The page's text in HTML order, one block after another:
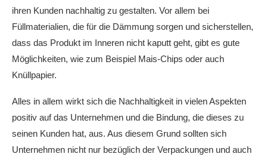
ihren Kunden nachhaltig zu gestalten. Vor allem bei
Füllmaterialien, die für die Dämmung sorgen und sicherstellen,
dass das Produkt im Inneren nicht kaputt geht, gibt es gute
Möglichkeiten, wie zum Beispiel Mais-Chips oder auch
Knüllpapier.
Alles in allem wirkt sich die Nachhaltigkeit in vielen Aspekten
positiv auf das Unternehmen und die Bindung, die dieses zu
seinen Kunden hat, aus. Aus diesem Grund sollten sich
Unternehmen nicht nur bezüglich der Verpackungen und auch